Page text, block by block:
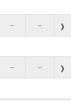
– –
– –